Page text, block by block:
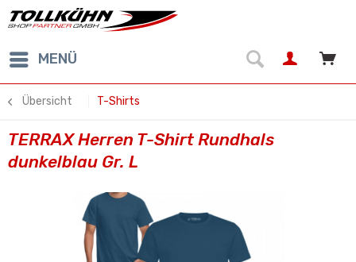
MENÜ
Übersicht T-Shirts
TERRAX Herren T-Shirt Rundhals
dunkelblau Gr. L